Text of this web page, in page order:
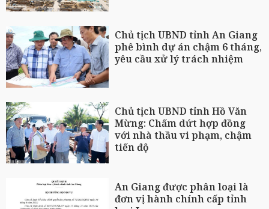
Chủ tịch UBND tỉnh An Giang
phê bình dự án chậm 6 tháng,
yêu cầu xử lý trách nhiệm
Chủ tịch UBND tỉnh Hồ Văn
Mừng: Chấm dứt hợp đồng
với nhà thầu vi phạm, chậm
tiến độ
An Giang được phân loại là
đơn vị hành chính cấp tỉnh